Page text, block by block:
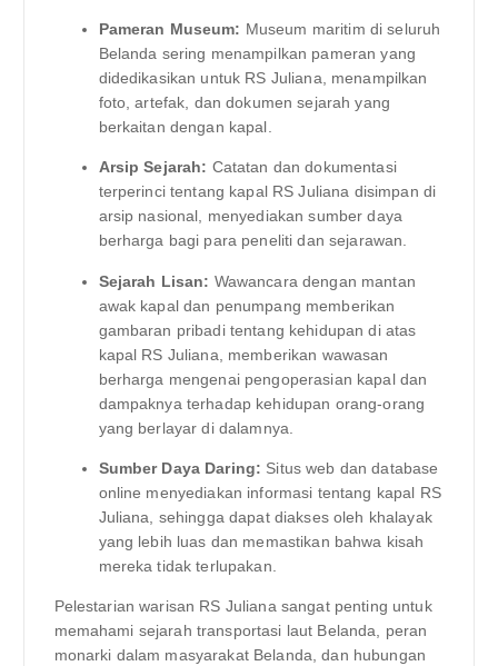
Pameran Museum: Museum maritim di seluruh
Belanda sering menampilkan pameran yang
didedikasikan untuk RS Juliana, menampilkan
foto, artefak, dan dokumen sejarah yang
berkaitan dengan kapal.
Arsip Sejarah: Catatan dan dokumentasi
terperinci tentang kapal RS Juliana disimpan di
arsip nasional, menyediakan sumber daya
berharga bagi para peneliti dan sejarawan.
Sejarah Lisan: Wawancara dengan mantan
awak kapal dan penumpang memberikan
gambaran pribadi tentang kehidupan di atas
kapal RS Juliana, memberikan wawasan
berharga mengenai pengoperasian kapal dan
dampaknya terhadap kehidupan orang-orang
yang berlayar di dalamnya.
Sumber Daya Daring: Situs web dan database
online menyediakan informasi tentang kapal RS
Juliana, sehingga dapat diakses oleh khalayak
yang lebih luas dan memastikan bahwa kisah
mereka tidak terlupakan.
Pelestarian warisan RS Juliana sangat penting untuk
memahami sejarah transportasi laut Belanda, peran
monarki dalam masyarakat Belanda, dan hubungan